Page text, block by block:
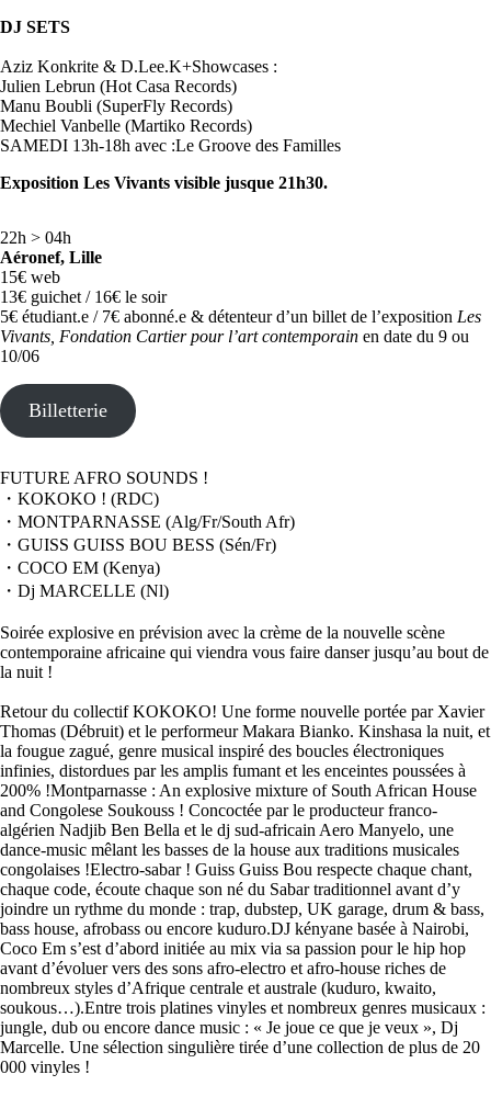
DJ SETS
Aziz Konkrite & D.Lee.K+Showcases :
Julien Lebrun (Hot Casa Records)
Manu Boubli (SuperFly Records)
Mechiel Vanbelle (Martiko Records)
SAMEDI 13h-18h avec :Le Groove des Familles
Exposition Les Vivants visible jusque 21h30.
22h > 04h
Aéronef, Lille
15€ web
13€ guichet / 16€ le soir
5€ étudiant.e / 7€ abonné.e & détenteur d’un billet de l’exposition Les
Vivants, Fondation Cartier pour l’art contemporain en date du 9 ou
10/06
Billetterie
FUTURE AFRO SOUNDS !
・KOKOKO ! (RDC)
・MONTPARNASSE (Alg/Fr/South Afr)
・GUISS GUISS BOU BESS (Sén/Fr)
・COCO EM (Kenya)
・Dj MARCELLE (Nl)
Soirée explosive en prévision avec la crème de la nouvelle scène
contemporaine africaine qui viendra vous faire danser jusqu’au bout de
la nuit !
Retour du collectif KOKOKO! Une forme nouvelle portée par Xavier
Thomas (Débruit) et le performeur Makara Bianko. Kinshasa la nuit, et
la fougue zagué, genre musical inspiré des boucles électroniques
infinies, distordues par les amplis fumant et les enceintes poussées à
200% !Montparnasse : An explosive mixture of South African House
and Congolese Soukouss ! Concoctée par le producteur franco-
algérien Nadjib Ben Bella et le dj sud-africain Aero Manyelo, une
dance-music mêlant les basses de la house aux traditions musicales
congolaises !Electro-sabar ! Guiss Guiss Bou respecte chaque chant,
chaque code, écoute chaque son né du Sabar traditionnel avant d’y
joindre un rythme du monde : trap, dubstep, UK garage, drum & bass,
bass house, afrobass ou encore kuduro.DJ kényane basée à Nairobi,
Coco Em s’est d’abord initiée au mix via sa passion pour le hip hop
avant d’évoluer vers des sons afro-electro et afro-house riches de
nombreux styles d’Afrique centrale et australe (kuduro, kwaito,
soukous…).Entre trois platines vinyles et nombreux genres musicaux :
jungle, dub ou encore dance music : « Je joue ce que je veux », Dj
Marcelle. Une sélection singulière tirée d’une collection de plus de 20
000 vinyles !